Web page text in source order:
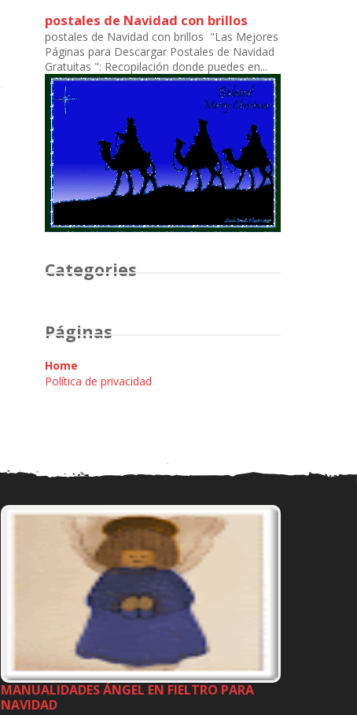
postales de Navidad con brillos
postales de Navidad con brillos "Las Mejores
Páginas para Descargar Postales de Navidad
Gratuitas ": Recopilación donde puedes en...
Categories
Páginas
Home
Política de privacidad
MANUALIDADES ÁNGEL EN FIELTRO PARA
NAVIDAD